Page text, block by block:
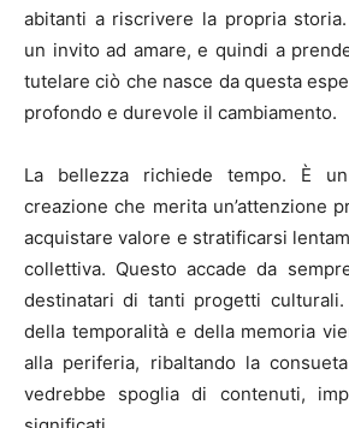
abitanti a riscrivere la propria
un invito ad amare, e quindi a
tutelare ciò che nasce da questa
profondo e durevole il cambiamento.
La bellezza richiede tempo. È
creazione che merita un’attenzione
acquistare valore e stratificarsi
collettiva. Questo accade da
destinatari di tanti progetti
della temporalità e della memoria
alla periferia, ribaltando la
vedrebbe spoglia di contenuti,